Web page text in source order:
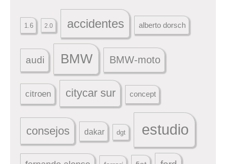
1.6 2.0 accidentes alberto dorsch
audi BMW BMW-moto
citroen citycar sur concept
consejos dakar dgt estudio